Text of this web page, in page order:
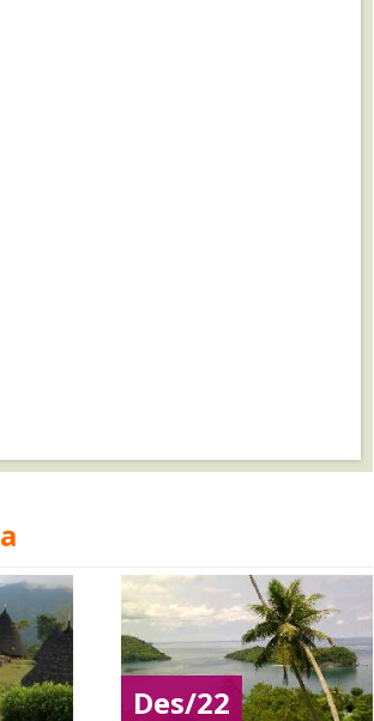
Des/22